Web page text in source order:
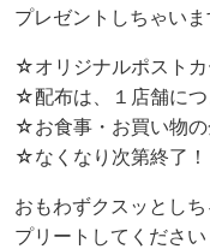
プレゼントしちゃいま
☆オリジナルポストカ
☆配布は、１店舗につ
☆お食事・お買い物
☆なくなり次第終了！
おもわずクスッとし
プリートしてください